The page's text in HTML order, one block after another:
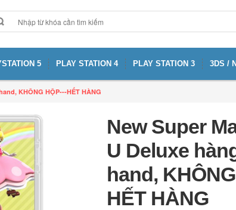
5 PLAY STATION 4 PLAY STATION 3 3DS /
KHÔNG HỘP---HẾT HÀNG
New Super
U Deluxe
hand,
HẾT HÀNG